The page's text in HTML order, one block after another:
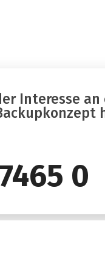
Interesse
0